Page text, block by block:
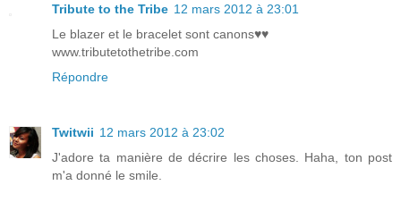
Tribute to the Tribe 12 mars 2012 à 23:01
Le blazer et le bracelet sont canons♥♥
www.tributetothetribe.com
Répondre
Twitwii 12 mars 2012 à 23:02
J'adore ta manière de décrire les choses. Haha, ton post
m'a donné le smile.